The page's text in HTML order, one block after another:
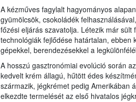
A kézműves fagylalt hagyományos
gyümölcsök, csokoládék
főzési eljárás szavatolja. Létezik már
technológiák fejlődése határtalan, ebben
gépekkel, berendezésekkel a
A hosszú gasztronómiai evolúció során
kedvelt krém állagú, hűtött édes
származik, jégkrémet pedig Amerikában
elkezdte termelését az első hivatalos